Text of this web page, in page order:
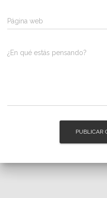
Página web
¿En qué estás pensando?